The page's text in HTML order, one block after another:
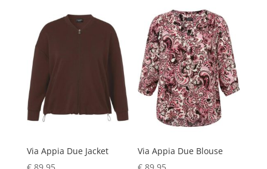
Via Appia Due Jacket
Via Appia Due Blouse